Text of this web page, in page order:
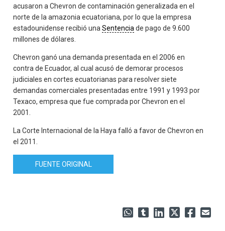
acusaron a Chevron de contaminación generalizada en el
norte de la amazonia ecuatoriana, por lo que la empresa
estadounidense recibió unaSentencia de pago de 9.600
millones de dólares.
Chevron ganó una demanda presentada en el 2006 en
contra de Ecuador, al cual acusó de demorar procesos
judiciales en cortes ecuatorianas para resolver siete
demandas comerciales presentadas entre 1991 y 1993 por
Texaco, empresa que fue comprada por Chevron en el
2001.
La Corte Internacional de la Haya falló a favor de Chevron en
el 2011.
FUENTE ORIGINAL